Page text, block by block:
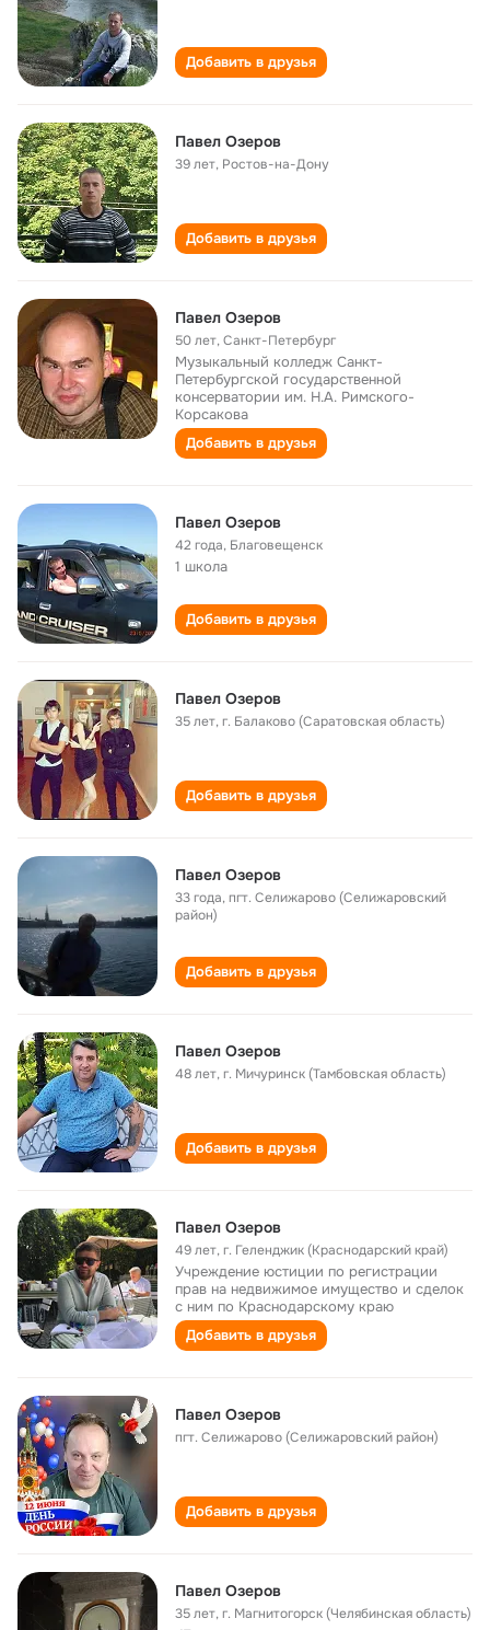
Добавить в друзья
Павел Озеров
39 лет, Ростов-на-Дону
Добавить в друзья
Павел Озеров
50 лет,Санкт-Петербург
Музыкальный колледж Санкт-
Петербургской государственной
консерватории им. Н.А. Римского-
Корсакова
Добавить в друзья
Павел Озеров
42 года, Благовещенск
1 школа
Добавить в друзья
Павел Озеров
35 лет,г. Балаково (Саратовская область)
Добавить в друзья
Павел Озеров
33 года,пгт. Селижарово (Селижаровский
район)
Добавить в друзья
Павел Озеров
48 лет,г. Мичуринск (Тамбовская область)
Добавить в друзья
Павел Озеров
49 лет,г. Геленджик (Краснодарский край)
Учреждение юстиции по регистрации
прав на недвижимое имущество и сделок
с ним по Краснодарскому краю
Добавить в друзья
Павел Озеров
пгт. Селижарово (Селижаровский район)
Добавить в друзья
Павел Озеров
35 лет,г. Магнитогорск (Челябинская область)